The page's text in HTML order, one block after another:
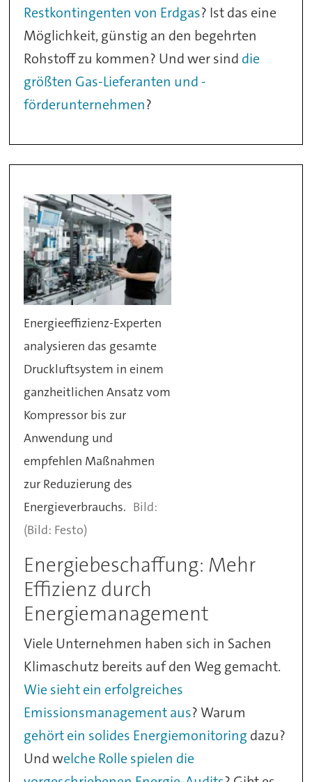
Restkontingenten von Erdgas? Ist das eine
Möglichkeit, günstig an den begehrten
Rohstoff zu kommen? Und wer sind die
größten Gas-Lieferanten und -
förderunternehmen?
Energieeffizienz-Experten
analysieren das gesamte
Druckluftsystem in einem
ganzheitlichen Ansatz vom
Kompressor bis zur
Anwendung und
empfehlen Maßnahmen
zur Reduzierung des
Energieverbrauchs.
(Bild: Festo)
Energiebeschaffung: Mehr
Effizienz durch
Energiemanagement
Viele Unternehmen haben sich in Sachen
Klimaschutz bereits auf den Weg gemacht.
Wie sieht ein erfolgreiches
Emissionsmanagement aus? Warum
gehört ein solides Energiemonitoring dazu?
Und welche Rolle spielen die